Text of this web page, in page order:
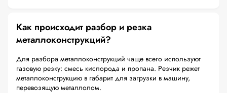
Как происходит разбор и резка
металлоконструкций?
Для разбора металлоконструкций чаще всего используют
газовую резку: смесь кислорода и пропана. Резчик режет
металлоконструкцию в габарит для загрузки в машину,
перевозящую металлолом.